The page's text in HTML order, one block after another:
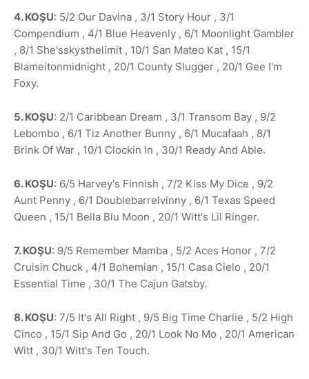
4. KOŞU: 5/2 Our Davina , 3/1 Story Hour , 3/1
Compendium , 4/1 Blue Heavenly , 6/1 Moonlight Gambler
, 8/1 She'sskysthelimit , 10/1 San Mateo Kat , 15/1
Blameitonmidnight , 20/1 County Slugger , 20/1 Gee I'm
Foxy.
5. KOŞU: 2/1 Caribbean Dream , 3/1 Transom Bay , 9/2
Lebombo , 6/1 Tiz Another Bunny , 6/1 Mucafaah , 8/1
Brink Of War , 10/1 Clockin In , 30/1 Ready And Able.
6. KOŞU: 6/5 Harvey's Finnish , 7/2 Kiss My Dice , 9/2
Aunt Penny , 6/1 Doublebarrelvinny , 6/1 Texas Speed
Queen , 15/1 Bella Blu Moon , 20/1 Witt's Lil Ringer.
7. KOŞU: 9/5 Remember Mamba , 5/2 Aces Honor , 7/2
Cruisin Chuck , 4/1 Bohemian , 15/1 Casa Cielo , 20/1
Essential Time , 30/1 The Cajun Gatsby.
8. KOŞU: 7/5 It's All Right , 9/5 Big Time Charlie , 5/2 High
Cinco , 15/1 Sip And Go , 20/1 Look No Mo , 20/1 American
Witt , 30/1 Witt's Ten Touch.